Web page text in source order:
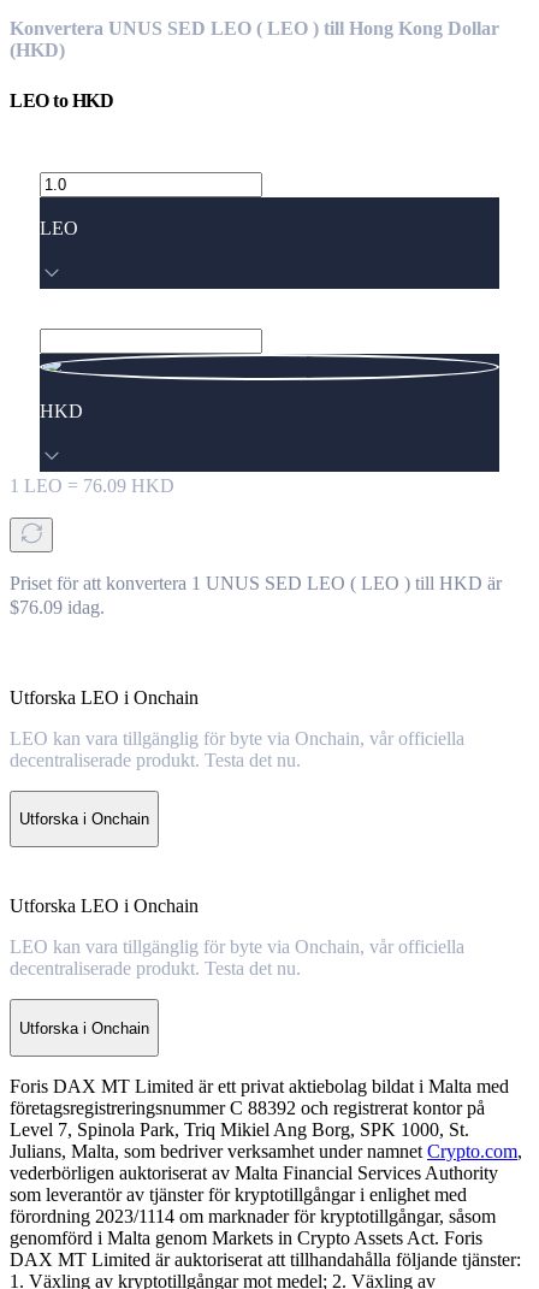
Konvertera UNUS SED LEO ( LEO ) till Hong Kong Dollar
(HKD)
LEOtoHKD
LEO
HKD
1 LEO = 76.09 HKD
Priset för att konvertera 1 UNUS SED LEO ( LEO ) till HKD är
$76.09 idag.
Utforska LEO i Onchain
LEO kan vara tillgänglig för byte via Onchain, vår officiella
decentraliserade produkt. Testa det nu.
Utforska i Onchain
Utforska LEO i Onchain
LEO kan vara tillgänglig för byte via Onchain, vår officiella
decentraliserade produkt. Testa det nu.
Utforska i Onchain
Foris DAX MT Limited är ett privat aktiebolag bildat i Malta med
företagsregistreringsnummer C 88392 och registrerat kontor på
Level 7, Spinola Park, Triq Mikiel Ang Borg, SPK 1000, St.
Julians, Malta, som bedriver verksamhet under namnet Crypto.com,
vederbörligen auktoriserat av Malta Financial Services Authority
som leverantör av tjänster för kryptotillgångar i enlighet med
förordning 2023/1114 om marknader för kryptotillgångar, såsom
genomförd i Malta genom Markets in Crypto Assets Act. Foris
DAX MT Limited är auktoriserat att tillhandahålla följande tjänster:
1. Växling av kryptotillgångar mot medel; 2. Växling av